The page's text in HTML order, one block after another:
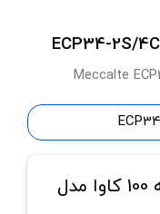
Meccalte
مشخصات فنی ژنراتور مکالته 100 کاوا مدل